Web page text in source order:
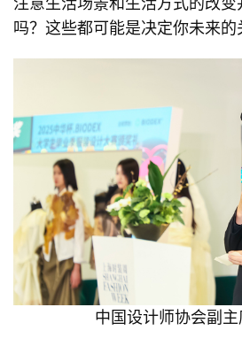
注意生活场景和生活方式的改
吗？这些都可能是决定你未来的
中国设计师协会副